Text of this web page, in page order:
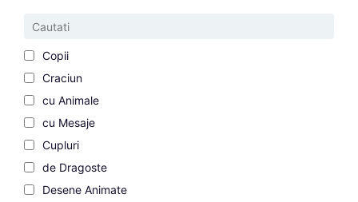
Copii
Craciun
cu Animale
cu Mesaje
Cupluri
de Dragoste
Desene Animate